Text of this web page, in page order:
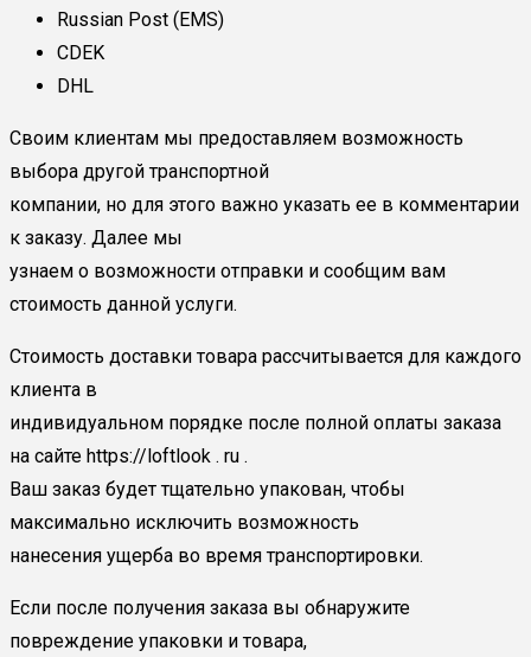
Russian Post (EMS)
CDEK
DHL
Своим клиентам мы предоставляем возможность
выбора другой транспортной
компании, но для этого важно указать ее в комментарии
к заказу. Далее мы
узнаем о возможности отправки и сообщим вам
стоимость данной услуги.
Стоимость доставки товара рассчитывается для каждого
клиента в
индивидуальном порядке после полной оплаты заказа
на сайте https://loftlook . ru .
Ваш заказ будет тщательно упакован, чтобы
максимально исключить возможность
нанесения ущерба во время транспортировки.
Если после получения заказа вы обнаружите
повреждение упаковки и товара,